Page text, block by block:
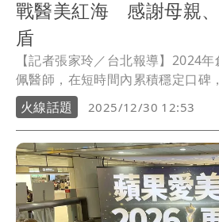
戰醫美紅海 感謝母親
盾
【記者張家玲／台北報導】2024
佩醫師，在短時間內累積穩定口碑
愛美獎」人氣醫師肯定，對於這份
耀，她坦言心情複雜卻感動，「因
業不久，有點受寵若驚的感覺，然
們這一路這樣走來，努力大家有看
只是對醫術的回饋，更像是一段被
程。而談起即將迎來的40歲，她開
40 is the new 20，所以我現在自
火線話題 2025/12/30 12:53